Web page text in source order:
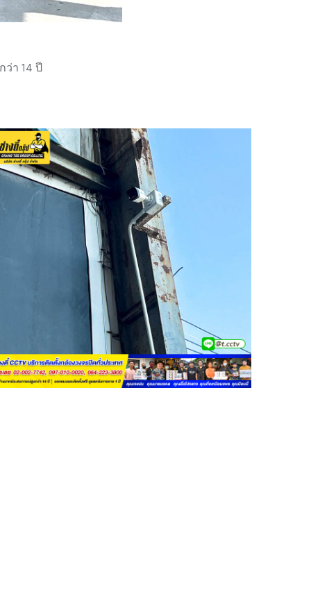
า 14 ปี